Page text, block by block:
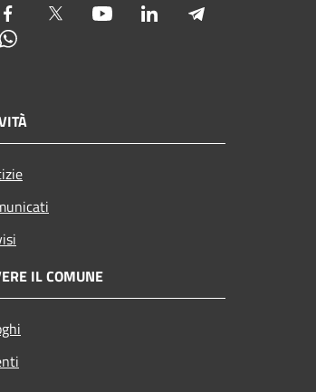
Facebook Twitter Youtube LinkedIn
IL COMUNE